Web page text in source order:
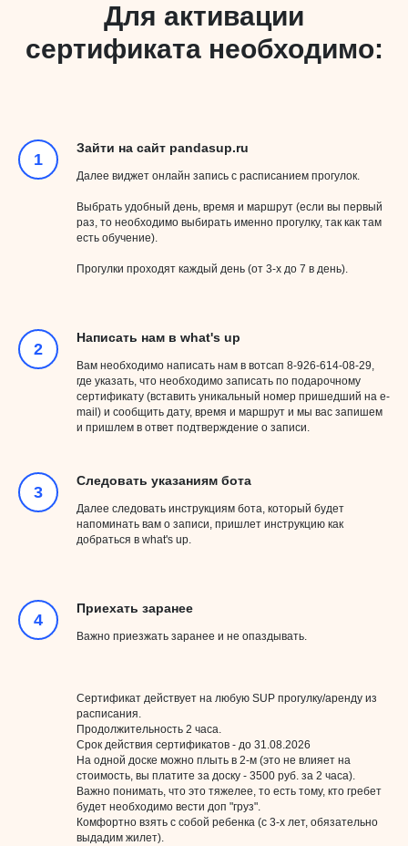
Для активации
сертификата необходимо:
Зайти на сайт pandasup.ru
Далее виджет онлайн запись с расписанием прогулок.
Выбрать удобный день, время и маршрут (если вы первый
раз, то необходимо выбирать именно прогулку, так как там
есть обучение).
Прогулки проходят каждый день (от 3-х до 7 в день).
Написать нам в what's up
Вам необходимо написать нам в вотсап 8-926-614-08-29,
где указать, что необходимо записать по подарочному
сертификату (вставить уникальный номер пришедший на e-
mail) и сообщить дату, время и маршрут и мы вас запишем
и пришлем в ответ подтверждение о записи.
Следовать указаниям бота
Далее следовать инструкциям бота, который будет
напоминать вам о записи, пришлет инструкцию как
добраться в what's up.
Приехать заранее
Важно приезжать заранее и не опаздывать.
Сертификат действует на любую SUP прогулку/аренду из
расписания.
Продолжительность 2 часа.
Срок действия сертификатов - до 31.08.2026
На одной доске можно плыть в 2-м (это не влияет на
стоимость, вы платите за доску - 3500 руб. за 2 часа).
Важно понимать, что это тяжелее, то есть тому, кто гребет
будет необходимо вести доп "груз".
Комфортно взять с собой ребенка (с 3-х лет, обязательно
выдадим жилет).